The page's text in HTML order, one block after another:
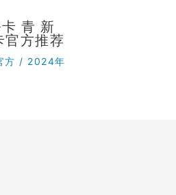
青 新
方推荐
方 / 2024年